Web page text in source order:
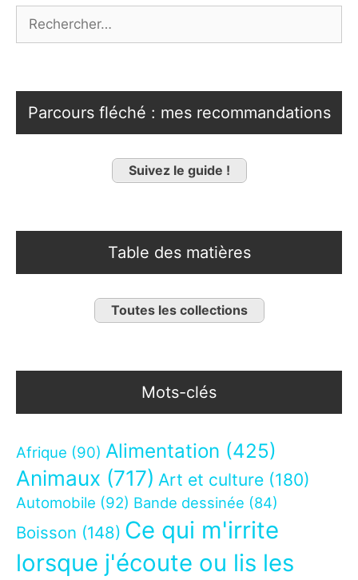
Parcours fléché : mes recommandations
Suivez le guide !
Table des matières
Toutes les collections
Mots-clés
Afrique (90) Alimentation (425)
Animaux (717) Art et culture (180)
Automobile (92) Bande dessinée (84)
Boisson (148) Ce qui m'irrite
lorsque j'écoute ou lis les